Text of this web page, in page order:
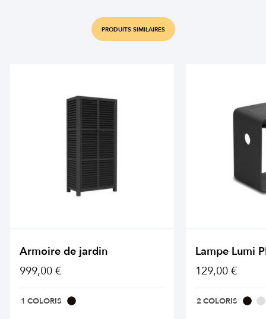
PRODUITS SIMILAIRES
Armoire de jardin
999,00 €
1 COLORIS
Lampe Lumi
129,00 €
2 COLORIS